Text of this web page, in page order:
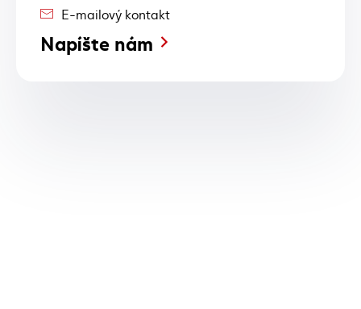
E-mailový kontakt
Napíšte nám